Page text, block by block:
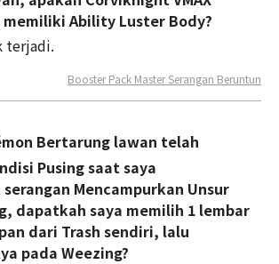
Ability Luster Body?
terjadi.
Booster Pack Master Serangan Beruntun
Bertarung lawan telah
Pusing saat saya
Mencampurkan Unsur
dapatkah saya memilih 1 lembar
dari Trash sendiri, lalu
pada Weezing?